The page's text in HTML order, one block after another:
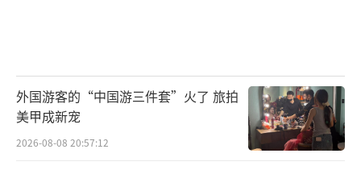
外国游客的“中国游三件套”火了 旅拍
美甲成新宠
2026-08-08 20:57:12